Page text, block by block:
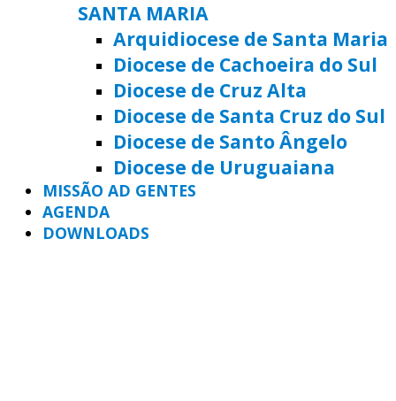
SANTA MARIA
Arquidiocese de Santa Maria
Diocese de Cachoeira do Sul
Diocese de Cruz Alta
Diocese de Santa Cruz do Sul
Diocese de Santo Ângelo
Diocese de Uruguaiana
MISSÃO AD GENTES
AGENDA
DOWNLOADS